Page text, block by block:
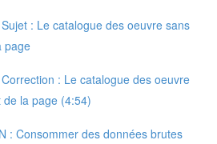
: Le catalogue des oeuvre sans
page
: Le catalogue des oeuvre
la page (4:54)
: Consommer des données brutes